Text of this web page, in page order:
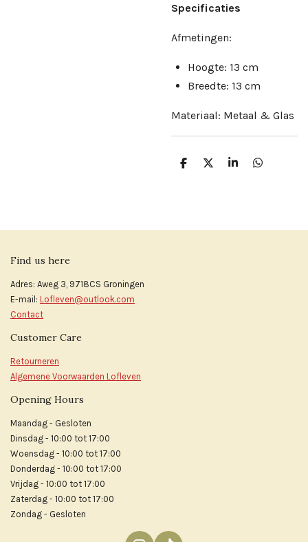
Specificaties
Afmetingen:
Hoogte: 13 cm
Breedte: 13 cm
Materiaal: Metaal & Glas
D
D
S
D
Find us here
Adres: Aweg 3, 9718CS Groningen
E-mail: Lofleven@outlook.com
Contact
Customer Care
Retourneren
Algemene Voorwaarden Lofleven
Opening Hours
Maandag - Gesloten
Dinsdag - 10:00 tot 17:00
Woensdag - 10:00 tot 17:00
Donderdag - 10:00 tot 17:00
Vrijdag - 10:00 tot 17:00
Zaterdag - 10:00 tot 17:00
Zondag - Gesloten